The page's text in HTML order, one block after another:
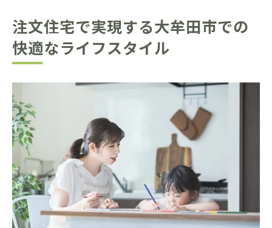
注文住宅で実現する大牟田市での
快適なライフスタイル